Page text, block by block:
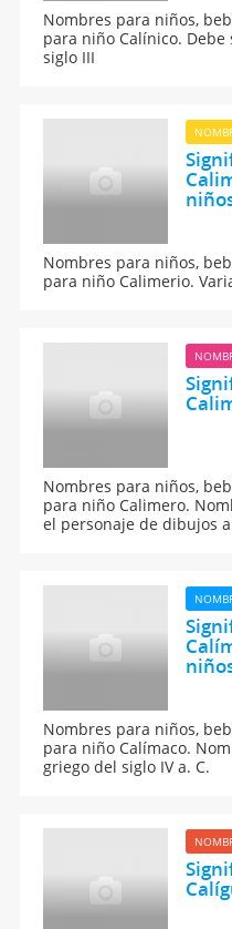
Nombres para niños,
para niño Calínico.
siglo III
Nombres para niños,
para niño Calimerio.
Nombres para niños,
para niño Calimero.
el personaje de dibujos
Nombres para niños,
para niño Calímaco.
griego del siglo IV a. C.